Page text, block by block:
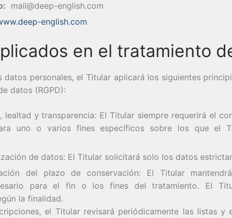
mail@deep-english.com
english.com
en el tratamiento
datos personales, el Titular aplicará los siguientes
datos (RGPD):
lealtad y transparencia: El Titular siempre requerirá el
uno o varios fines específicos sobre los que el
de datos: El Titular solicitará solo los datos
del plazo de conservación: El Titular
para el fin o los fines del tratamiento. El
la finalidad.
el Titular revisará periódicamente las listas